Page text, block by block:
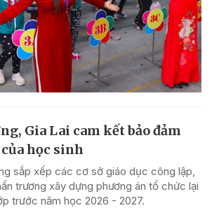
Gia Lai cam kết bảo đảm
học sinh
sắp xếp các cơ sở giáo dục công lập,
trương xây dựng phương án tổ chức lại
trước năm học 2026 - 2027.